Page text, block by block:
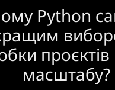
Python
проєктів
масштабу?